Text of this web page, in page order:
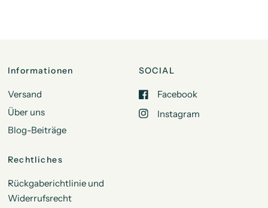
Informationen
Versand
Über uns
Blog-Beiträge
SOCIAL
Facebook
Instagram
Rechtliches
Rückgaberichtlinie und
Widerrufsrecht